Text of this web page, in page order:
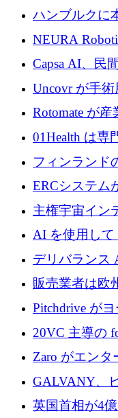
傷治療薬を市
ロを調達
ハンブルクに
Partnersが
NEURA
ブ ロボティク
ためにシリー
Capsa AI、民
ムを拡大する
Uncovr が手
を構築するた
Rotomate が
めに 210 万ユ
01Health は専
に 1,500 万ド
フィンランド
Aavuus が、
レシード資金
ERCシステム
埋めるために
であるVictorを
主権宇宙イン
中、ICEYEは
5,000万ユーロ
AI を使用し
るために 110
デリバランス
あるエンター
販売業者は欧
ロを確保
Pitchdrive が
業者を支援す
20VC 主導の
ラットフォー
Zaro がエン
するために
GALVANY、
ドラウンドで
英国首相が4